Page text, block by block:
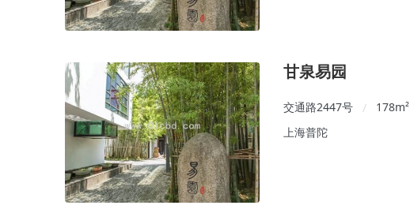
甘泉易园
交通路2447号 / 178m²
上海普陀